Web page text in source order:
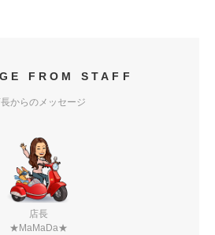
FROM STAFF
からのメッセージ
店長
★MaMaDa★